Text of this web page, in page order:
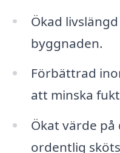
Ökad
byggnaden.
Förbättrad
att minska
Ökat värde
ordentlig